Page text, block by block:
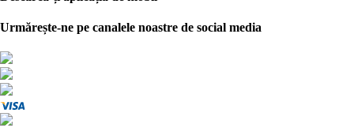
Urmărește-ne pe canalele noastre de social media